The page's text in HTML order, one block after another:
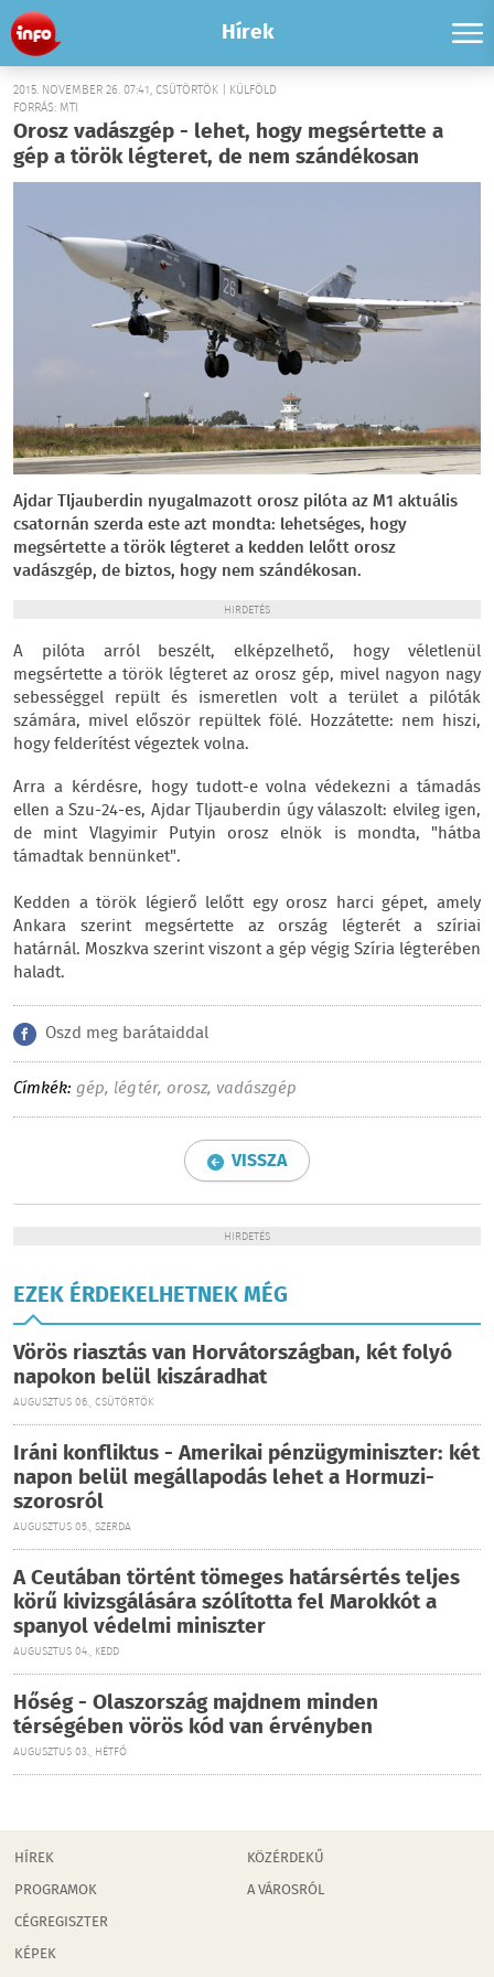
Hírek
2015. NOVEMBER 26. 07:41, CSÜTÖRTÖK | KÜLFÖLD
FORRÁS: MTI
Orosz vadászgép - lehet, hogy megsértette a
gép a török légteret, de nem szándékosan
Ajdar Tljauberdin nyugalmazott orosz pilóta az M1 aktuális
csatornán szerda este azt mondta: lehetséges, hogy
megsértette a török légteret a kedden lelőtt orosz
vadászgép, de biztos, hogy nem szándékosan.
HIRDETÉS
A pilóta arról beszélt, elképzelhető, hogy véletlenül
megsértette a török légteret az orosz gép, mivel nagyon nagy
sebességgel repült és ismeretlen volt a terület a pilóták
számára, mivel először repültek fölé. Hozzátette: nem hiszi,
hogy felderítést végeztek volna.
Arra a kérdésre, hogy tudott-e volna védekezni a támadás
ellen a Szu-24-es, Ajdar Tljauberdin úgy válaszolt: elvileg igen,
de mint Vlagyimir Putyin orosz elnök is mondta, "hátba
támadtak bennünket".
Kedden a török légierő lelőtt egy orosz harci gépet, amely
Ankara szerint megsértette az ország légterét a szíriai
határnál. Moszkva szerint viszont a gép végig Szíria légterében
haladt.
Oszd meg barátaiddal
Címkék: gép, légtér, orosz, vadászgép
VISSZA
HIRDETÉS
EZEK ÉRDEKELHETNEK MÉG
Vörös riasztás van Horvátországban, két folyó
napokon belül kiszáradhat
AUGUSZTUS 06., CSÜTÖRTÖK
Iráni konfliktus - Amerikai pénzügyminiszter: két
napon belül megállapodás lehet a Hormuzi-
szorosról
AUGUSZTUS 05., SZERDA
A Ceutában történt tömeges határsértés teljes
körű kivizsgálására szólította fel Marokkót a
spanyol védelmi miniszter
AUGUSZTUS 04., KEDD
Hőség - Olaszország majdnem minden
térségében vörös kód van érvényben
AUGUSZTUS 03., HÉTFŐ
HÍREK
PROGRAMOK
CÉGREGISZTER
KÉPEK
KÖZÉRDEKŰ
A VÁROSRÓL